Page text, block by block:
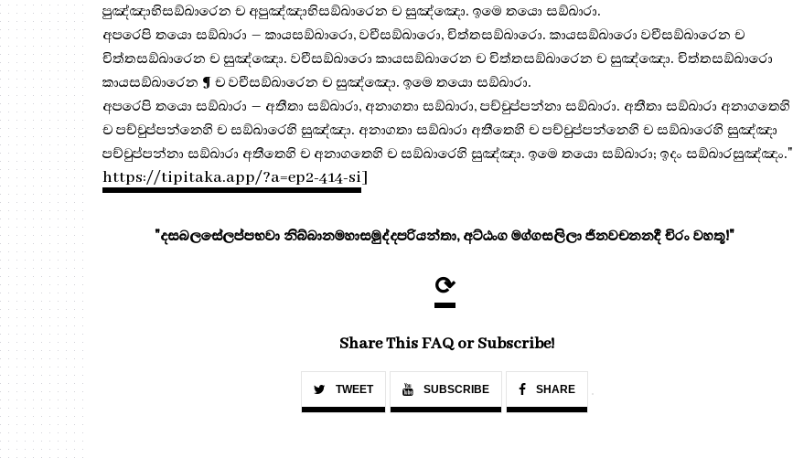
පුඤ්ඤාභිසඞ්ඛාරෙන ච අපුඤ්ඤාභිසඞ්ඛාරෙන ච සුඤ්ඤො. ඉමෙ තයො සඞ්ඛාරා.
අපරෙපි තයො සඞ්ඛාරා – කායසඞ්ඛාරො, වචීසඞ්ඛාරො, චිත්තසඞ්ඛාරො. කායසඞ්ඛාරො වචීසඞ්ඛාරෙන ච
චිත්තසඞ්ඛාරෙන ච සුඤ්ඤො. වචීසඞ්ඛාරො කායසඞ්ඛාරෙන ච චිත්තසඞ්ඛාරෙන ච සුඤ්ඤො. චිත්තසඞ්ඛාරො
කායසඞ්ඛාරෙන ¶ ච වචීසඞ්ඛාරෙන ච සුඤ්ඤො. ඉමෙ තයො සඞ්ඛාරා.
අපරෙපි තයො සඞ්ඛාරා – අතීතා සඞ්ඛාරා, අනාගතා සඞ්ඛාරා, පච්චුප්පන්නා සඞ්ඛාරා. අතීතා සඞ්ඛාරා අනාගතෙහි
ච පච්චුප්පන්නෙහි ච සඞ්ඛාරෙහි සුඤ්ඤා. අනාගතා සඞ්ඛාරා අතීතෙහි ච පච්චුප්පන්නෙහි ච සඞ්ඛාරෙහි සුඤ්ඤා
පච්චුප්පන්නා සඞ්ඛාරා අතීතෙහි ච අනාගතෙහි ච සඞ්ඛාරෙහි සුඤ්ඤා. ඉමෙ තයො සඞ්ඛාරා; ඉදං සඞ්ඛාරසුඤ්ඤං."
https://tipitaka.app/?a=ep2-414-si]
"දසබලසේලප්පභවා නිබ්බානමහාසමුද්දපරියන්තා, අට්ඨංග මග්ගසලිලා ජිනවචනනදී චිරං වහතූ!"
⟳
Share This FAQ or Subscribe!
TWEET SUBSCRIBE SHARE